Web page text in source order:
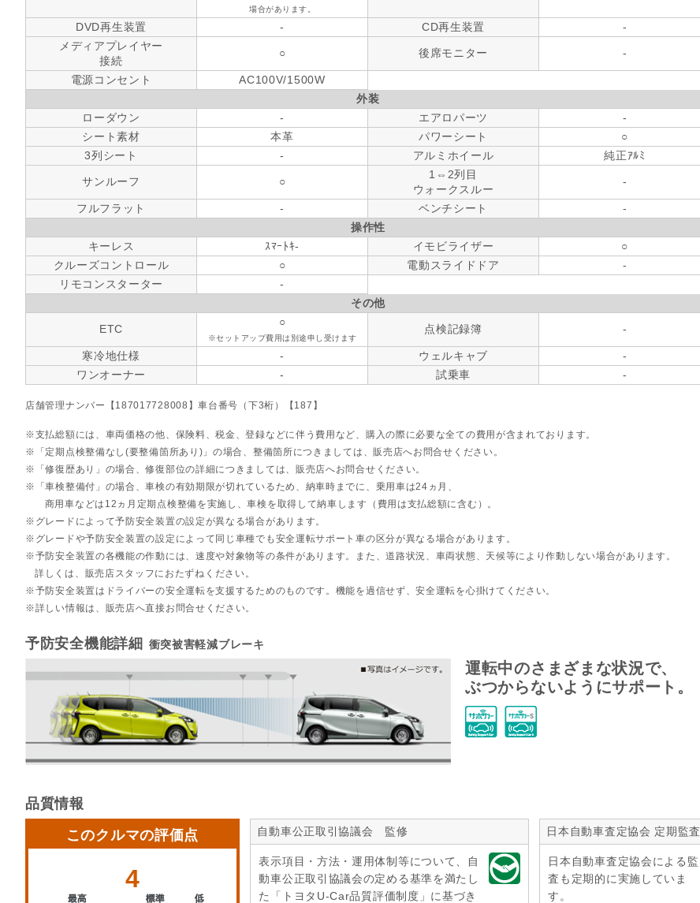
場合があります。
DVD再生装置 - CD再生装置
-
メディアプレイヤー
接続
○ 後席モニター -
電源コンセント
AC100V/1500W
外装
ローダウン
- エアロパーツ
-
シート素材
本革 パワーシート
○
3列シート
- アルミホイール 純正ｱﾙﾐ
サンルーフ ○
1⇔2列目
ウォークスルー
-
フルフラット - ベンチシート
-
操作性
キーレス
ｽﾏｰﾄｷ- イモビライザー
○
クルーズコントロール
○ 電動スライドドア
-
リモコンスターター
-
その他
ETC
○
※セットアップ費用は別途申し受けます
点検記録簿 -
寒冷地仕様 - ウェルキャブ
-
ワンオーナー
- 試乗車 -
店舗管理ナンバー【187017728008】車台番号（下3桁）【187】
支払総額には、車両価格の他、保険料、税金、登録などに伴う費用など、購入の際に必要な全ての費用が含まれております。
「定期点検整備なし(要整備箇所あり)」の場合、整備箇所につきましては、販売店へお問合せください。
「修復歴あり」の場合、修復部位の詳細につきましては、販売店へお問合せください。
「車検整備付」の場合、車検の有効期限が切れているため、納車時までに、乗用車は24ヵ月、
商用車などは12ヵ月定期点検整備を実施し、車検を取得して納車します（費用は支払総額に含む）。
グレードによって予防安全装置の設定が異なる場合があります。
グレードや予防安全装置の設定によって同じ車種でも安全運転サポート車の区分が異なる場合があります。
予防安全装置の各機能の作動には、速度や対象物等の条件があります。また、道路状況、車両状態、天候等により作動しない場合があります。
詳しくは、販売店スタッフにおたずねください。
予防安全装置はドライバーの安全運転を支援するためのものです。機能を過信せず、安全運転を心掛けてください。
詳しい情報は、販売店へ直接お問合せください。
予防安全機能詳細 衝突被害軽減ブレーキ
運転中のさまざまな状況で、
ぶつからないようにサポート。
品質情報
このクルマの評価点
4
自動車公正取引協議会 監修
表示項目・方法・運用体制等について、自
動車公正取引協議会の定める基準を満たし
た「トヨタU-Car品質評価制度」に基づき
日本自動車査定協会 定期監査
日本自動車査定協会による監
査も定期的に実施していま
す。